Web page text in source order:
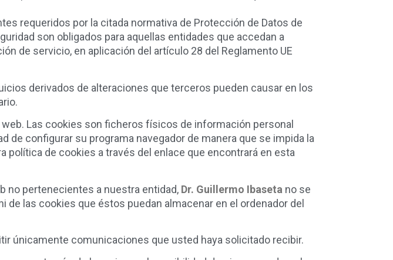
requeridos por la citada normativa de Protección de Datos de
son obligados para aquellas entidades que accedan a
de servicio, en aplicación del artículo 28 del Reglamento UE
derivados de alteraciones que terceros pueden causar en los
Las cookies son ficheros físicos de información personal
de configurar su programa navegador de manera que se impida la
política de cookies a través del enlace que encontrará en esta
no pertenecientes a nuestra entidad, Dr. Guillermo Ibaseta no se
las cookies que éstos puedan almacenar en el ordenador del
únicamente comunicaciones que usted haya solicitado recibir.